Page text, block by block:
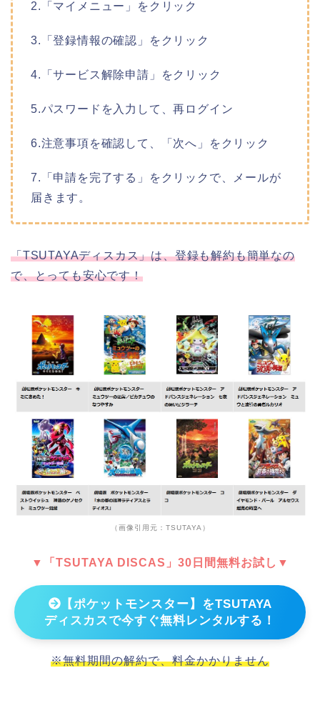
2.「マイメニュー」をクリック
3.「登録情報の確認」をクリック
4.「サービス解除申請」をクリック
5.パスワードを入力して、再ログイン
6.注意事項を確認して、「次へ」をクリック
7.「申請を完了する」をクリックで、メールが
届きます。
「TSUTAYAディスカス」は、登録も解約も簡単なの
で、とっても安心です！
（画像引用元：TSUTAYA）
▼「TSUTAYA DISCAS」30日間無料お試し▼
【ポケットモンスター】をTSUTAYA
ディスカスで今すぐ無料レンタルする！
※無料期間の解約で、料金かかりません